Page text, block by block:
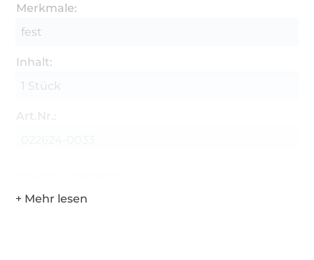
Merkmale:
fest
Inhalt:
1 Stück
Art.Nr.: